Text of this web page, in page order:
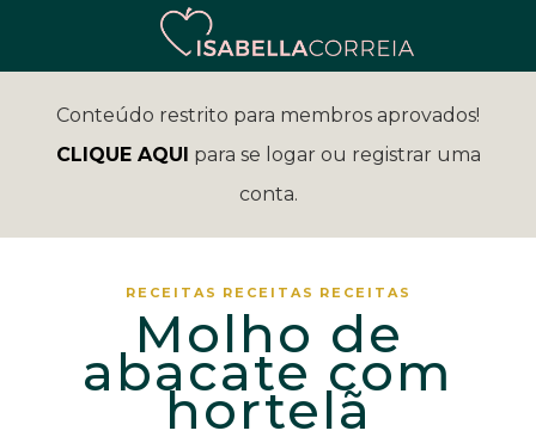
Conteúdo restrito para membros aprovados!
CLIQUE AQUI para se logar ou registrar uma
conta.
RECEITAS RECEITAS RECEITAS
Molho de
abacate com
hortelã